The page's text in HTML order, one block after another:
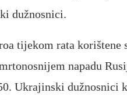
dužnosnici.
tijekom rata
napadu
Ukrajinski dužnosnici